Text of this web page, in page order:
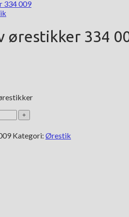
ørestikker 334
Kategori: Ørestik